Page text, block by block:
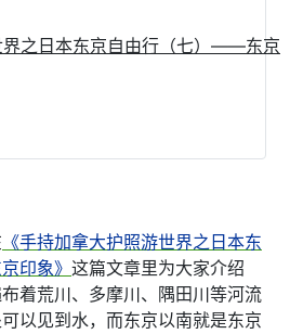
界之日本东京自由行（七）——东京
《手持加拿大护照游世界之日本东
印象》 这篇文章里为大家介绍
着荒川、多摩川、隅田川等河流
以见到水，而东京以南就是东京